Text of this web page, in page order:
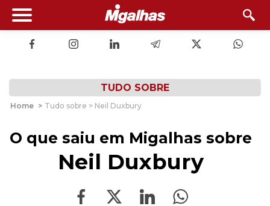
TUDO SOBRE
Home > Tudo sobre > Neil Duxbury
O que saiu em Migalhas sobre
Neil Duxbury